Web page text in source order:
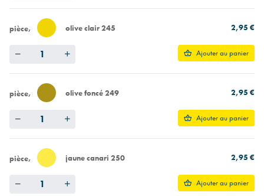
pièce olive clair 245 2,95 €
Ajouter au panier
pièce olive foncé 249 2,95 €
Ajouter au panier
pièce jaune canari 250 2,95 €
Ajouter au panier